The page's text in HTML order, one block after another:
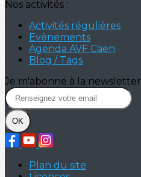
Nos activités :
Activités régulières
Evènements
Agenda AVF Caen
Blog / Tags
Je m'abonne à la newsletter
OK
Plan du site